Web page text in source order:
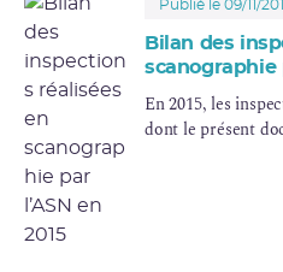
Publié le 09/11/
Bilan des
scanographie
En 2015, les
dont le présent